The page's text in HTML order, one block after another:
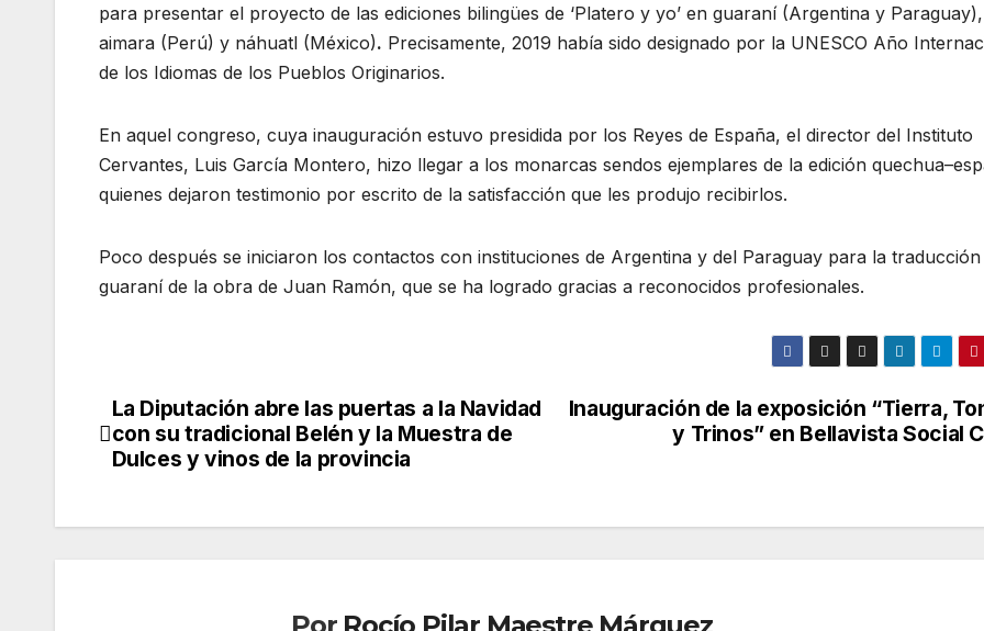
para presentar el proyecto de las ediciones bilingües de ‘Platero y yo’ en guaraní (Argentina y Paraguay),
aimara (Perú) y náhuatl (México). Precisamente, 2019 había sido designado por la UNESCO Año
de los Idiomas de los Pueblos Originarios.
En aquel congreso, cuya inauguración estuvo presidida por los Reyes de España, el director del Instituto
Cervantes, Luis García Montero, hizo llegar a los monarcas sendos ejemplares de la edición
quienes dejaron testimonio por escrito de la satisfacción que les produjo recibirlos.
Poco después se iniciaron los contactos con instituciones de Argentina y del Paraguay para la
guaraní de la obra de Juan Ramón, que se ha logrado gracias a reconocidos profesionales.
Navegación
de
Inauguración de la exposición “Tierra,
y Trinos” en Bellavista Social
La Diputación abre las puertas a la Navidad
con su tradicional Belén y la Muestra de
Dulces y vinos de la provincia